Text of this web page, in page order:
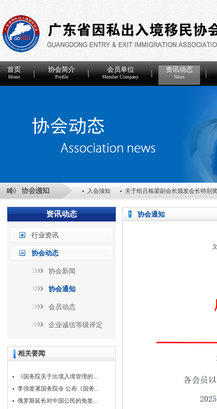
首页
Home
协会简介
Profile
会员单位
Member Company
资讯动态
News
入会须知 关于给吕栋梁副会长颁发会长特别
关于表彰2025年度优秀会员单位的决定 关于
资讯动态
行业资讯
协会动态
协会新闻
协会通知
会员动态
企业诚信等级评定
相关要闻
《国务院关于出境入境管理的...
李强签署国务院令 公布《国务...
俄罗斯延长对中国公民的免签...
协会通知